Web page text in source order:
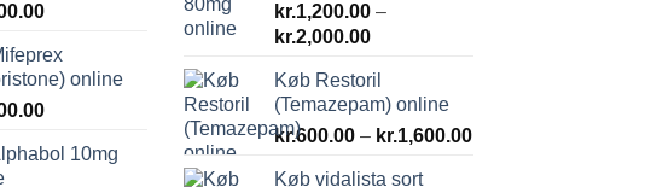
online
10mg
kr.1,200.00 –
kr.2,000.00Prisinterval:
til
kr.2,000.00
Køb Restoril
(Temazepam) online
kr.600.00 – kr.1,600.00Prisinterval:
Køb vidalista sort